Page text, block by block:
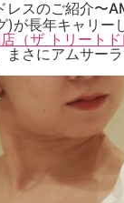
スのご紹介〜
)が長年キャリー
（ザ トリート
さにアムサー